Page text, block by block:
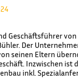
Geschäftsführer
Der
seinen Eltern
Inzwischen
inkl.